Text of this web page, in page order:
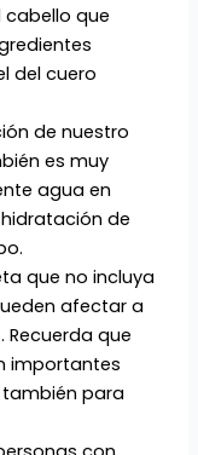
cabello que
del cuero
de nuestro
es muy
agua en
de
que no incluya
afectar a
Recuerda que
importantes
para